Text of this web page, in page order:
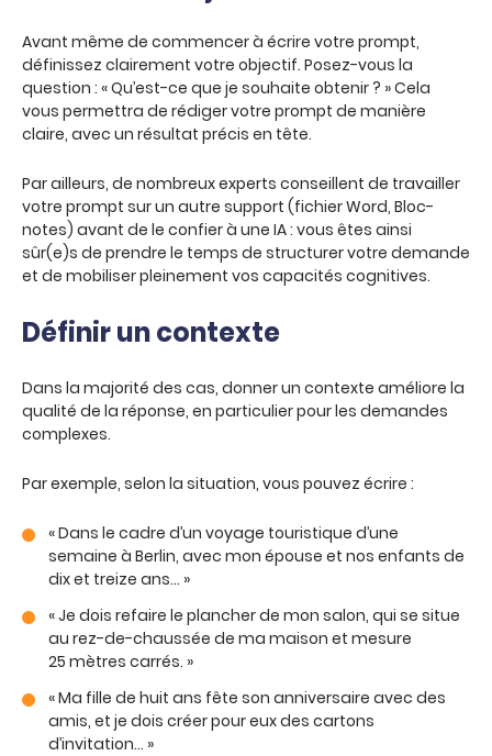
Avant même de commencer à écrire votre prompt,
définissez clairement votre objectif. Posez-vous la
question : « Qu’est-ce que je souhaite obtenir ? » Cela
vous permettra de rédiger votre prompt de manière
claire, avec un résultat précis en tête.
Par ailleurs, de nombreux experts conseillent de travailler
votre prompt sur un autre support (fichier Word, Bloc-
notes) avant de le confier à une IA : vous êtes ainsi
sûr(e)s de prendre le temps de structurer votre demande
et de mobiliser pleinement vos capacités cognitives.
Définir un contexte
Dans la majorité des cas, donner un contexte améliore la
qualité de la réponse, en particulier pour les demandes
complexes.
Par exemple, selon la situation, vous pouvez écrire :
« Dans le cadre d’un voyage touristique d’une
semaine à Berlin, avec mon épouse et nos enfants de
dix et treize ans… »
« Je dois refaire le plancher de mon salon, qui se situe
au rez-de-chaussée de ma maison et mesure
25 mètres carrés. »
« Ma fille de huit ans fête son anniversaire avec des
amis, et je dois créer pour eux des cartons
d’invitation… »